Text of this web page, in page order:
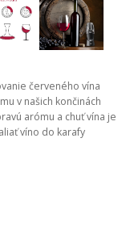
červeného vína
v našich končinách
arómu a chuť vína je
víno do karafy